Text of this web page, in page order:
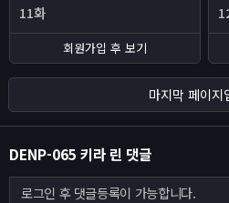
11화
회원가입 후 보기
마지막 페이지
DENP-065 키라 린 댓글
로그인 후 댓글등록이 가능합니다.